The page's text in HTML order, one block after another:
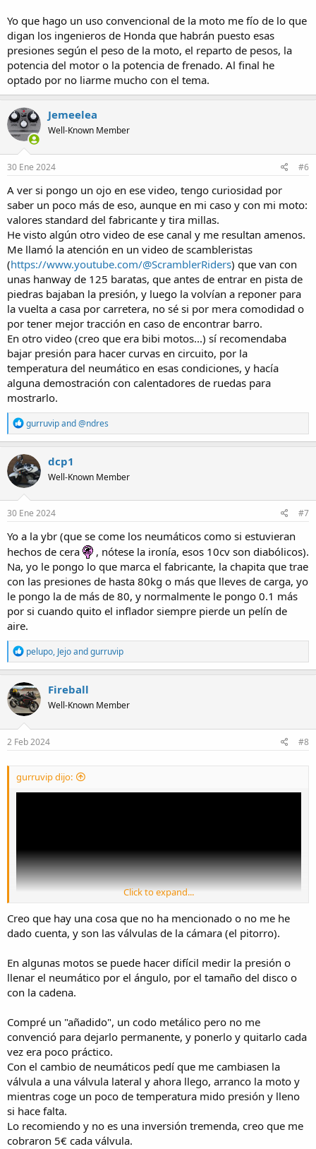
Yo que hago un uso convencional de la moto me fío de lo que
digan los ingenieros de Honda que habrán puesto esas
presiones según el peso de la moto, el reparto de pesos, la
potencia del motor o la potencia de frenado. Al final he
optado por no liarme mucho con el tema.
Jemeelea
Well-Known Member
30 Ene 2024 #6
A ver si pongo un ojo en ese video, tengo curiosidad por
saber un poco más de eso, aunque en mi caso y con mi moto:
valores standard del fabricante y tira millas.
He visto algún otro video de ese canal y me resultan amenos.
Me llamó la atención en un video de scambleristas
(https://www.youtube.com/@ScramblerRiders) que van con
unas hanway de 125 baratas, que antes de entrar en pista de
piedras bajaban la presión, y luego la volvían a reponer para
la vuelta a casa por carretera, no sé si por mera comodidad o
por tener mejor tracción en caso de encontrar barro.
En otro video (creo que era bibi motos...) sí recomendaba
bajar presión para hacer curvas en circuito, por la
temperatura del neumático en esas condiciones, y hacía
alguna demostración con calentadores de ruedas para
mostrarlo.
R
e
a
c
t
i
o
n
s
gurruvipand@ndres
dcp1
Well-Known Member
30 Ene 2024 #7
Yo a la ybr (que se come los neumáticos como si estuvieran
hechos de cera
, nótese la ironía, esos 10cv son diabólicos).
Na, yo le pongo lo que marca el fabricante, la chapita que trae
con las presiones de hasta 80kg o más que lleves de carga, yo
le pongo la de más de 80, y normalmente le pongo 0.1 más
por si cuando quito el inflador siempre pierde un pelín de
aire.
R
e
a
c
t
i
o
n
s
pelupo, Jejoandgurruvip
Fireball
Well-Known Member
2 Feb 2024 #8
gurruvip dijo:
Click to expand...
Creo que hay una cosa que no ha mencionado o no me he
dado cuenta, y son las válvulas de la cámara (el pitorro).
En algunas motos se puede hacer difícil medir la presión o
llenar el neumático por el ángulo, por el tamaño del disco o
con la cadena.
Compré un "añadido", un codo metálico pero no me
convenció para dejarlo permanente, y ponerlo y quitarlo cada
vez era poco práctico.
Con el cambio de neumáticos pedí que me cambiasen la
válvula a una válvula lateral y ahora llego, arranco la moto y
mientras coge un poco de temperatura mido presión y lleno
si hace falta.
Lo recomiendo y no es una inversión tremenda, creo que me
cobraron 5€ cada válvula.